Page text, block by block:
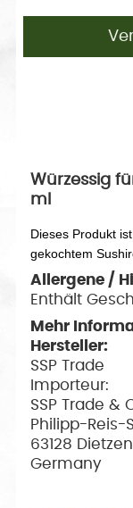
Würzessig
ml
Dieses Produkt
gekochtem
Allergene /
Enthält
Mehr
Hersteller:
SSP Trade
Importeur:
SSP Trade &
Philipp-Reis-
63128
Germany